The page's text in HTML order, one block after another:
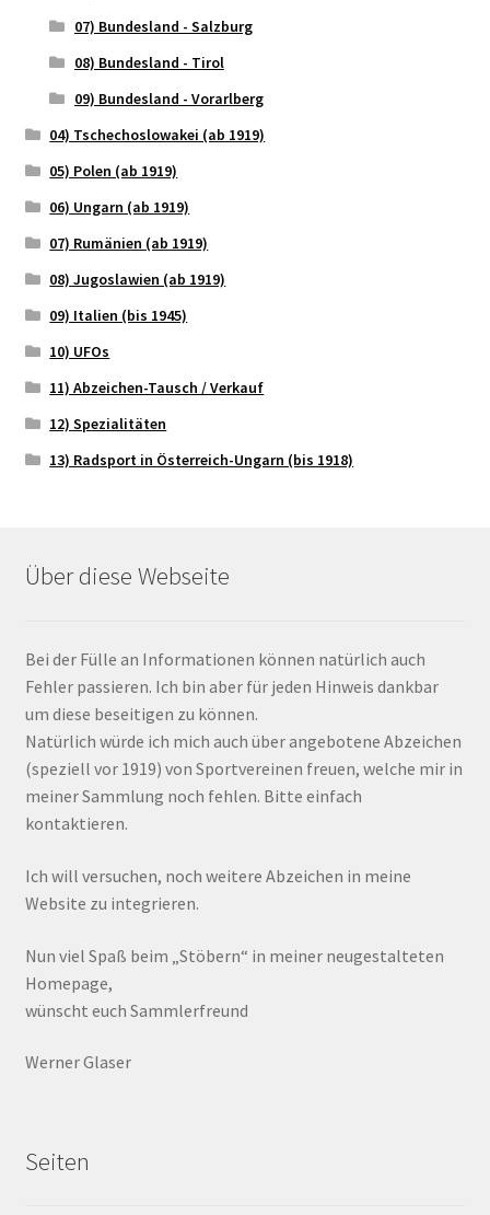
07) Bundesland - Salzburg
08) Bundesland - Tirol
09) Bundesland - Vorarlberg
04) Tschechoslowakei (ab 1919)
05) Polen (ab 1919)
06) Ungarn (ab 1919)
07) Rumänien (ab 1919)
08) Jugoslawien (ab 1919)
09) Italien (bis 1945)
10) UFOs
11) Abzeichen-Tausch / Verkauf
12) Spezialitäten
13) Radsport in Österreich-Ungarn (bis 1918)
Über diese Webseite
Bei der Fülle an Informationen können natürlich auch
Fehler passieren. Ich bin aber für jeden Hinweis dankbar
um diese beseitigen zu können.
Natürlich würde ich mich auch über angebotene Abzeichen
(speziell vor 1919) von Sportvereinen freuen, welche mir in
meiner Sammlung noch fehlen. Bitte einfach
kontaktieren.
Ich will versuchen, noch weitere Abzeichen in meine
Website zu integrieren.
Nun viel Spaß beim „Stöbern“ in meiner neugestalteten
Homepage,
wünscht euch Sammlerfreund
Werner Glaser
Seiten